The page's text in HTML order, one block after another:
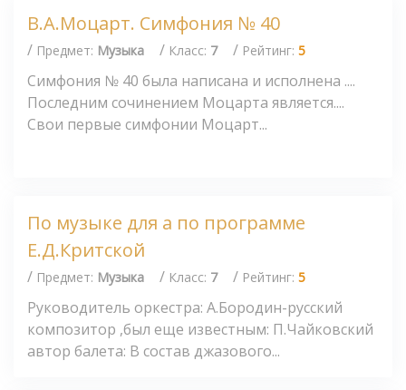
В.А.Моцарт. Симфония № 40
/ Предмет: Музыка / Класс: 7 / Рейтинг: 5
Симфония № 40 была написана и исполнена ....
Последним сочинением Моцарта является....
Свои первые симфонии Моцарт...
По музыке для а по программе
Е.Д.Критской
/ Предмет: Музыка / Класс: 7 / Рейтинг: 5
Руководитель оркестра: А.Бородин-русский
композитор ,был еще известным: П.Чайковский
автор балета: В состав джазового...